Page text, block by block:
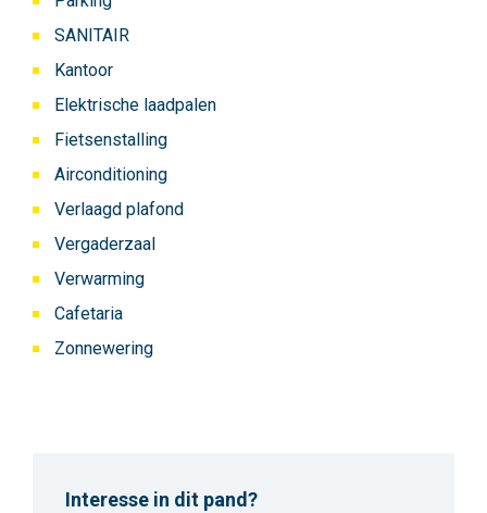
SANITAIR
Kantoor
Elektrische laadpalen
Fietsenstalling
Airconditioning
Verlaagd plafond
Vergaderzaal
Verwarming
Cafetaria
Zonnewering
Interesse in dit pand?